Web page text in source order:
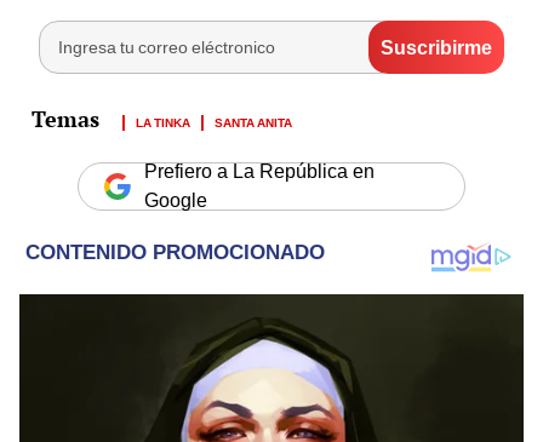
LA TINKA SANTA ANITA
Prefiero a La República en
Google